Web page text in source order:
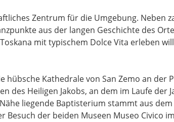
Zentrum für die Umgebung. Neben
aus der langen Geschichte des
mit typischem Dolce Vita erleben
Kathedrale von San Zemo an der
des Heiligen Jakobs, an dem im Laufe
liegende Baptisterium stammt aus
der beiden Museen Museo Civico